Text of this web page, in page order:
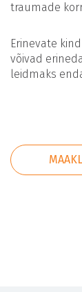
traumade
Erinevate
võivad
leidmaks